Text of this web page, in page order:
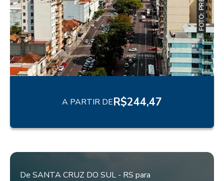
A PARTIR DER$244,47
De SANTA CRUZ DO SUL - RS para